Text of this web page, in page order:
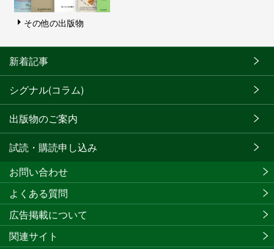
その他の出版物
新着記事
シグナル(コラム)
出版物のご案内
試読・購読申し込み
お問い合わせ
よくある質問
広告掲載について
関連サイト